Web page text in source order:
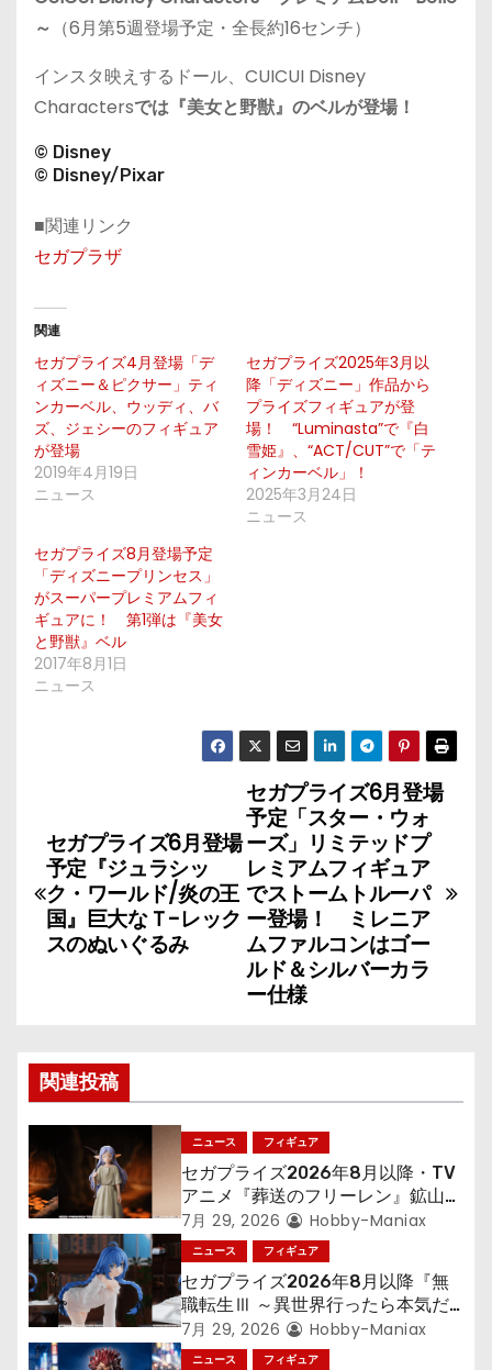
～ （6月第5週登場予定・全長約16センチ）
インスタ映えするドール、CUICUI Disney
Charactersでは『美女と野獣』のベルが登場！
© Disney
© Disney/Pixar
■関連リンク
セガプラザ
関連
セガプライズ4月登場「デ
ィズニー＆ピクサー」ティ
ンカーベル、ウッディ、バ
ズ、ジェシーのフィギュア
が登場
2019年4月19日
ニュース
セガプライズ2025年3月以
降「ディズニー」作品から
プライズフィギュアが登
場！ “Luminasta”で『白
雪姫』、“ACT/CUT”で「テ
ィンカーベル」！
2025年3月24日
ニュース
セガプライズ8月登場予定
「ディズニープリンセス」
がスーパープレミアムフィ
ギュアに！ 第1弾は『美女
と野獣』ベル
2017年8月1日
ニュース
稿
ナ
ビ
シ
ョ
ン
セガプライズ6月登場
予定「スター・ウォ
ーズ」リミテッドプ
レミアムフィギュア
でストームトルーパ
ー登場！ ミレニア
ムファルコンはゴー
ルド＆シルバーカラ
ー仕様
セガプライズ6月登場
予定『ジュラシッ
ク・ワールド/炎の王
国』巨大なＴ-レック
スのぬいぐるみ
関連投稿
ニュース フィギュア
セガプライズ2026年8月以降・TV
アニメ『葬送のフリーレン』鉱山で
300年働くことになっっちゃった
「フリーレン」を立体化！
7月 29, 2026 Hobby-Maniax
ニュース フィギュア
セガプライズ2026年8月以降『無
職転生Ⅲ ～異世界行ったら本気だ
す～』から「ロキシー」のフィギュ
アが登場！
7月 29, 2026 Hobby-Maniax
ニュース フィギュア